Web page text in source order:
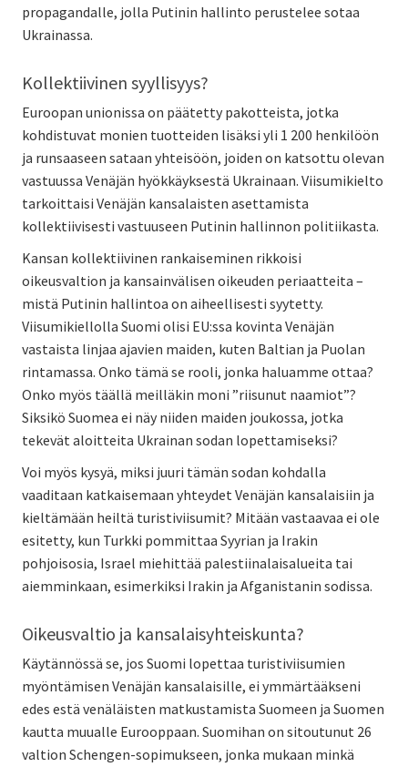
propagandalle, jolla Putinin hallinto perustelee sotaa
Ukrainassa.
Kollektiivinen syyllisyys?
Euroopan unionissa on päätetty pakotteista, jotka
kohdistuvat monien tuotteiden lisäksi yli 1 200 henkilöön
ja runsaaseen sataan yhteisöön, joiden on katsottu olevan
vastuussa Venäjän hyökkäyksestä Ukrainaan. Viisumikielto
tarkoittaisi Venäjän kansalaisten asettamista
kollektiivisesti vastuuseen Putinin hallinnon politiikasta.
Kansan kollektiivinen rankaiseminen rikkoisi
oikeusvaltion ja kansainvälisen oikeuden periaatteita –
mistä Putinin hallintoa on aiheellisesti syytetty.
Viisumikiellolla Suomi olisi EU:ssa kovinta Venäjän
vastaista linjaa ajavien maiden, kuten Baltian ja Puolan
rintamassa. Onko tämä se rooli, jonka haluamme ottaa?
Onko myös täällä meilläkin moni ”riisunut naamiot”?
Siksikö Suomea ei näy niiden maiden joukossa, jotka
tekevät aloitteita Ukrainan sodan lopettamiseksi?
Voi myös kysyä, miksi juuri tämän sodan kohdalla
vaaditaan katkaisemaan yhteydet Venäjän kansalaisiin ja
kieltämään heiltä turistiviisumit? Mitään vastaavaa ei ole
esitetty, kun Turkki pommittaa Syyrian ja Irakin
pohjoisosia, Israel miehittää palestiinalaisalueita tai
aiemminkaan, esimerkiksi Irakin ja Afganistanin sodissa.
Oikeusvaltio ja kansalaisyhteiskunta?
Käytännössä se, jos Suomi lopettaa turistiviisumien
myöntämisen Venäjän kansalaisille, ei ymmärtääkseni
edes estä venäläisten matkustamista Suomeen ja Suomen
kautta muualle Eurooppaan. Suomihan on sitoutunut 26
valtion Schengen-sopimukseen, jonka mukaan minkä